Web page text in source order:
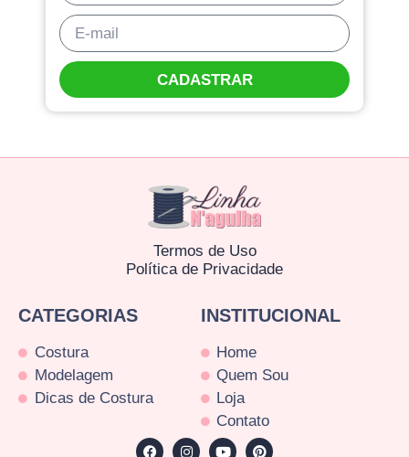
CADASTRAR
Termos de Uso
Política de Privacidade
CATEGORIAS
Costura
Modelagem
Dicas de Costura
INSTITUCIONAL
Home
Quem Sou
Loja
Contato